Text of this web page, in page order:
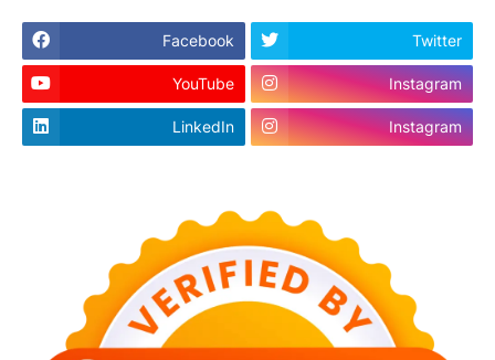
Facebook Twitter
YouTube Instagram
LinkedIn Instagram